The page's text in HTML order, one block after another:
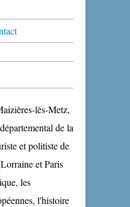
lès-Metz,
de la
et politiste de
et Paris
les
l'histoire